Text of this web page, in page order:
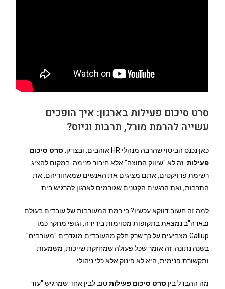
סרט סיכום פעילות בארגון: איך הופכים
עשייה להרמת מורל, תרבות וגיוס?
כאן נכנס הביטוי שהרבה מנהלי HR אוהבים, ובצדק:
סרט סיכום
פעילות. זה לא "שיווק החוצה" אלא חיבור פנימה. במקום להציג
רשימת פרויקטים, אתם מציגים את האנשים שמאחוריהם, את
התרבות, ואת הרגעים הקטנים שגורמים לארגון להרגיש בית.
למה זה חשוב דווקא עכשיו? כי רמת המעורבות של עובדים בעולם
ובארה"ב נמצאת בתקופות מסוימות בירידה, וגופי מחקר כמו
Gallup מצביעים על כך שרק חלק מהעובדים מוגדרים "מעורבים"
בשנה נתונה. זה אומר שכל פעולה שמחזקת שייכות, משמעות
ותקשורת פנימית, היא לא פינוק אלא כלי ניהולי
מה ההבדל בין סרט סיכום פעילותטוב לבין אחד שמרגיש "עוד